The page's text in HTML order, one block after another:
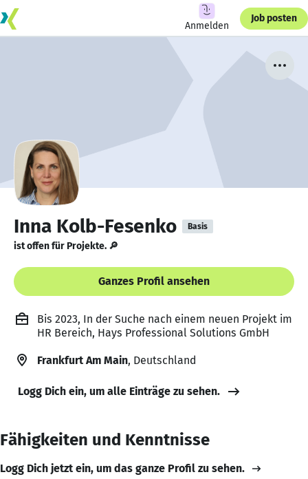
Anmelden
Job posten
Inna Kolb-Fesenko Basis
ist offen für Projekte. 🔎
Ganzes Profil ansehen
Bis 2023, In der Suche nach einem neuen Projekt im
HR Bereich, Hays Professional Solutions GmbH
Frankfurt Am Main, Deutschland
Logg Dich ein, um alle Einträge zu sehen.
Fähigkeiten und Kenntnisse
Logg Dich jetzt ein, um das ganze Profil zu sehen.